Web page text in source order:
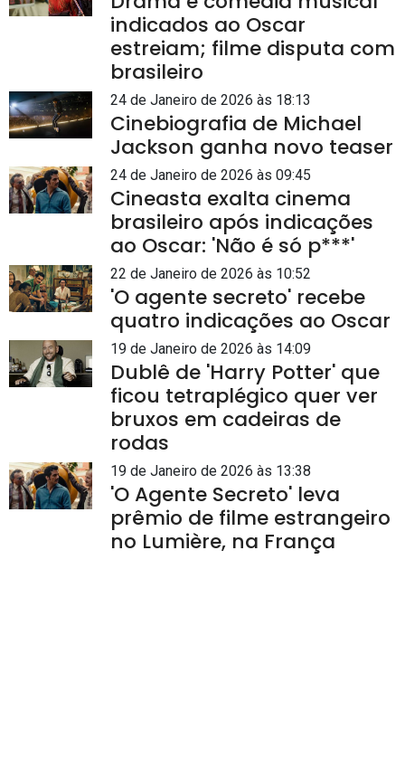
indicados ao Oscar
estreiam; filme disputa com
brasileiro
24 de Janeiro de 2026 às 18:13
Cinebiografia de Michael
Jackson ganha novo teaser
24 de Janeiro de 2026 às 09:45
Cineasta exalta cinema
brasileiro após indicações
ao Oscar: 'Não é só p***'
22 de Janeiro de 2026 às 10:52
'O agente secreto' recebe
quatro indicações ao Oscar
19 de Janeiro de 2026 às 14:09
Dublê de 'Harry Potter' que
ficou tetraplégico quer ver
bruxos em cadeiras de
rodas
19 de Janeiro de 2026 às 13:38
'O Agente Secreto' leva
prêmio de filme estrangeiro
no Lumière, na França